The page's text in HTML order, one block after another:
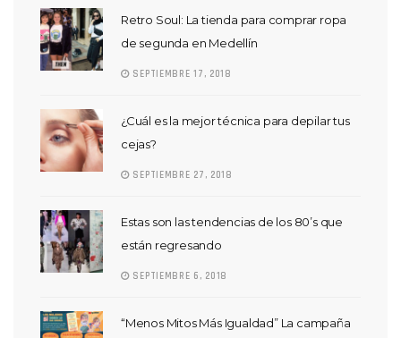
Retro Soul: La tienda para comprar ropa
de segunda en Medellín
SEPTIEMBRE 17, 2018
¿Cuál es la mejor técnica para depilar tus
cejas?
SEPTIEMBRE 27, 2018
Estas son las tendencias de los 80’s que
están regresando
SEPTIEMBRE 6, 2018
“Menos Mitos Más Igualdad” La campaña